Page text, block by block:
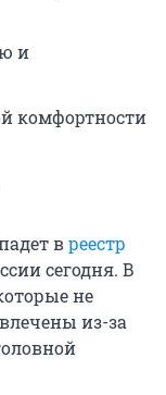
и
комфортности
вреестр
сегодня. В
не
из-за